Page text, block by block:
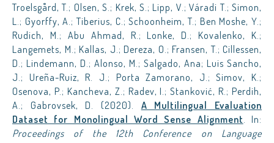
Troelsgård, T.; Olsen, S.; Krek, S.; Lipp, V.; Váradi T.; Simon,
L.; Gyorffy, A.; Tiberius, C.; Schoonheim, T.; Ben Moshe, Y.;
Rudich, M.; Abu Ahmad, R.; Lonke, D.; Kovalenko, K.;
Langemets, M.; Kallas, J.; Dereza, O.; Fransen, T.; Cillessen,
D.; Lindemann, D.; Alonso, M.; Salgado, Ana; Luis Sancho,
J.; Ureña-Ruiz, R. J.; Porta Zamorano, J.; Simov, K.;
Osenova, P.; Kancheva, Z.; Radev, I.; Stanković, R.; Perdih,
A.; Gabrovsek, D. (2020). A Multilingual Evaluation
Dataset for Monolingual Word Sense Alignment. In:
Proceedings of the 12th Conference on Language